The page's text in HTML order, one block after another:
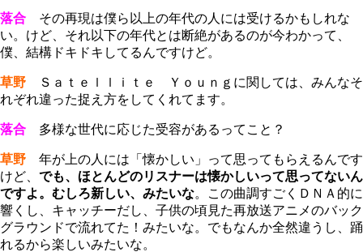
落合 その再現は僕ら以上の年代の人には受けるかもしれな
い。けど、それ以下の年代とは断絶があるのが今わかって、
僕、結構ドキドキしてるんですけど。
草野 Ｓａｔｅｌｌｉｔｅ Ｙｏｕｎｇに関しては、みんなそ
れぞれ違った捉え方をしてくれてます。
落合 多様な世代に応じた受容があるってこと？
草野 年が上の人には「懐かしい」って思ってもらえるんです
けど、 でも、ほとんどのリスナーは懐かしいって思ってないん
ですよ。むしろ新しい、みたいな。この曲調すごくＤＮＡ的に
響くし、キャッチーだし、子供の頃見た再放送アニメのバック
グラウンドで流れてた！みたいな。でもなんか全然違うし、踊
れるから楽しいみたいな。